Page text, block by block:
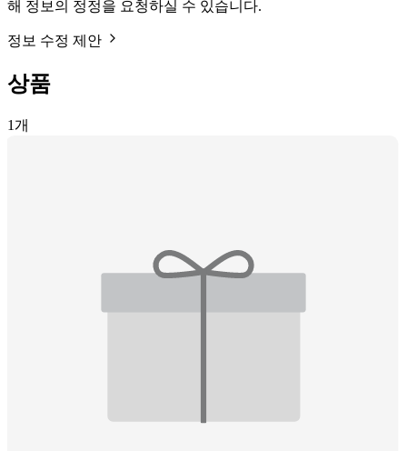
해 정보의 정정을 요청하실 수 있습니다.
정보 수정 제안
상품
1개